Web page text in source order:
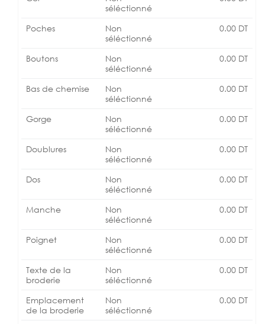
séléctionné
Poches
Non
séléctionné
0.00 DT
Boutons
Non
séléctionné
0.00 DT
Bas de chemise
Non
séléctionné
0.00 DT
Gorge
Non
séléctionné
0.00 DT
Doublures
Non
séléctionné
0.00 DT
Dos
Non
séléctionné
0.00 DT
Manche
Non
séléctionné
0.00 DT
Poignet
Non
séléctionné
0.00 DT
Texte de la
broderie
Non
séléctionné
0.00 DT
Emplacement
de la broderie
Non
séléctionné
0.00 DT